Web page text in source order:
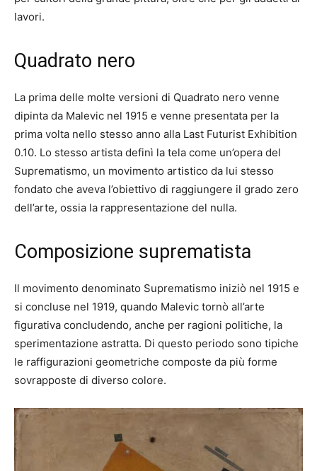
lavori.
Quadrato nero
La prima delle molte versioni di Quadrato nero venne
dipinta da Malevic nel 1915 e venne presentata per la
prima volta nello stesso anno alla Last Futurist Exhibition
0.10. Lo stesso artista definì la tela come un’opera del
Suprematismo, un movimento artistico da lui stesso
fondato che aveva l’obiettivo di raggiungere il grado zero
dell’arte, ossia la rappresentazione del nulla.
Composizione suprematista
Il movimento denominato Suprematismo iniziò nel 1915 e
si concluse nel 1919, quando Malevic tornò all’arte
figurativa concludendo, anche per ragioni politiche, la
sperimentazione astratta. Di questo periodo sono tipiche
le raffigurazioni geometriche composte da più forme
sovrapposte di diverso colore.